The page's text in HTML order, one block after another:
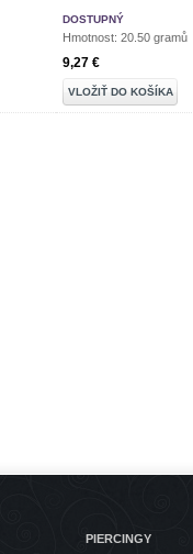
DOSTUPNÝ
Hmotnost: 20.50 gramů
9,27 €
VLOŽIŤ DO KOŠÍKA
PIERCINGY